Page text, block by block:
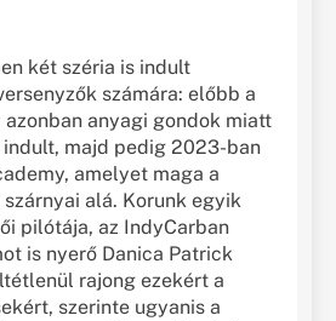
két széria is indult
számára: előbb a
azonban anyagi gondok miatt
indult, majd pedig 2023-ban
amelyet maga a
szárnyai alá. Korunk egyik
pilótája, az IndyCarban
is nyerő Danica Patrick
rajong ezekért a
szerinte ugyanis a